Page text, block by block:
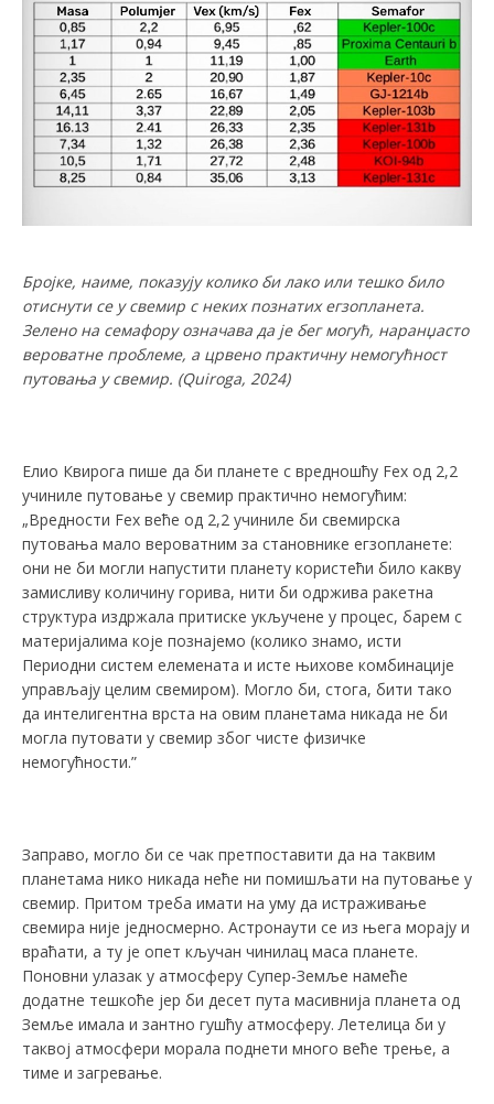
Бројке, наиме, показују колико би лако или тешко било
отиснути се у свемир с неких познатих егзопланета.
Зелено на семафору означава да је бег могућ, наранџасто
вероватне проблеме, а црвено практичну немогућност
путовања у свемир. (Quiroga, 2024)
Елио Квирога пише да би планете с вредношћу Fex од 2,2
учиниле путовање у свемир практично немогућим:
„Вредности Fex веће од 2,2 учиниле би свемирска
путовања мало вероватним за становнике егзопланете:
они не би могли напустити планету користећи било какву
замисливу количину горива, нити би одржива ракетна
структура издржала притиске укључене у процес, барем с
материјалима које познајемо (колико знамо, исти
Периодни систем елемената и исте њихове комбинације
управљају целим свемиром). Могло би, стога, бити тако
да интелигентна врста на овим планетама никада не би
могла путовати у свемир због чисте физичке
немогућности.”
Заправо, могло би се чак претпоставити да на таквим
планетама нико никада неће ни помишљати на путовање у
свемир. Притом треба имати на уму да истраживање
свемира није једносмерно. Астронаути се из њега морају и
враћати, а ту је опет кључан чинилац маса планете.
Поновни улазак у атмосферу Супер-Земље намеће
додатне тешкоће јер би десет пута масивнија планета од
Земље имала и зантно гушћу атмосферу. Летелица би у
таквој атмосфери морала поднети много веће трење, а
тиме и загревање.